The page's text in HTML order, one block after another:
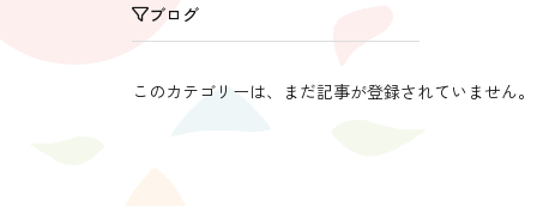
東山公園
ブログ
このカテゴリーは、まだ記事が登録されていません。